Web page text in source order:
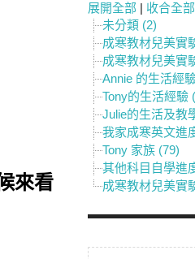
來看
展開全部 | 收合全部
未分類 (2)
成寒教材兒美實
成寒教材兒美實
Annie 的生活經
Tony的生活經驗
Julie的生活及教
我家成寒英文進
Tony 家族 (79)
其他科目自學進
成寒教材兒美實